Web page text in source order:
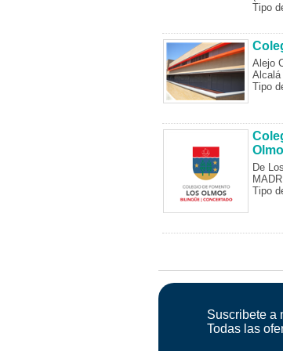
Tipo
Alejo
Alcalá
Tipo
De
Tipo
Suscribete a
Todas las